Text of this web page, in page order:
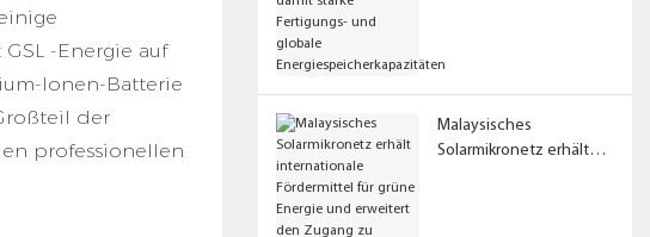
-Energie auf
Ionen-Batterie
der
professionellen
Energiespeicherkapazitä
Malaysisches
Solarmikronetz erhält